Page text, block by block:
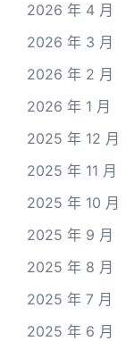
2026 年 4 月
2026 年 3 月
2026 年 2 月
2026 年 1 月
2025 年 12 月
2025 年 11 月
2025 年 10 月
2025 年 9 月
2025 年 8 月
2025 年 7 月
2025 年 6 月